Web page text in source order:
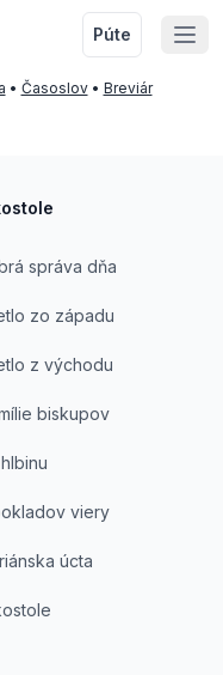
Púte
• Časoslov• Breviár
správa dňa
zo západu
z východu
biskupov
viery
úcta